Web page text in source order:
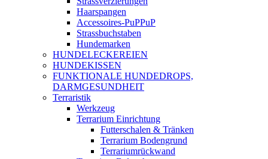
Haarspangen
Accessoires-PuPPuP
Strassbuchstaben
Hundemarken
HUNDELECKEREIEN
HUNDEKISSEN
FUNKTIONALE HUNDEDROPS,
DARMGESUNDHEIT
Terraristik
Werkzeug
Terrarium Einrichtung
Futterschalen & Tränken
Terrarium Bodengrund
Terrariumrückwand